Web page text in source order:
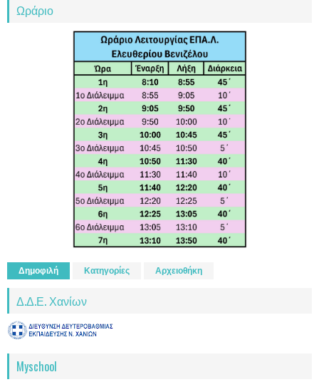
Ωράριο
Δημοφιλή Κατηγορίες Αρχειοθήκη
Δ.Δ.Ε. Χανίων
Myschool